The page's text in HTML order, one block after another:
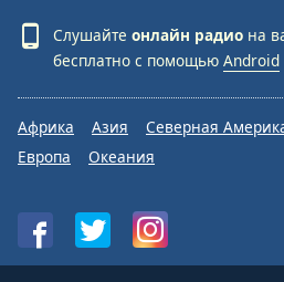
Слушайте онлайн радио на
бесплатно с помощью Android
Африка Азия Северная
Европа
Океания